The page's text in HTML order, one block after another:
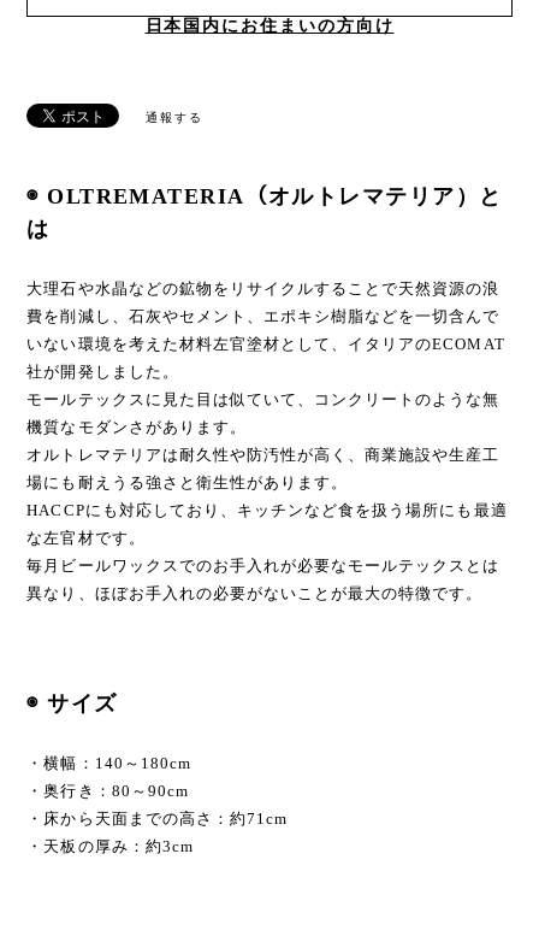
日本国内にお住まいの方向け
通報する
◉ OLTREMATERIA（オルトレマテリア）と
は
大理石や水晶などの鉱物をリサイクルすることで天然資源の浪
費を削減し、石灰やセメント、エポキシ樹脂などを一切含んで
いない環境を考えた材料左官塗材として、イタリアのECOMAT
社が開発しました。
モールテックスに見た目は似ていて、コンクリートのような無
機質なモダンさがあります。
オルトレマテリアは耐久性や防汚性が高く、商業施設や生産工
場にも耐えうる強さと衛生性があります。
HACCPにも対応しており、キッチンなど食を扱う場所にも最適
な左官材です。
毎月ビールワックスでのお手入れが必要なモールテックスとは
異なり、ほぼお手入れの必要がないことが最大の特徴です。
◉ サイズ
・横幅：140～180cm
・奥行き：80～90cm
・床から天面までの高さ：約71cm
・天板の厚み：約3cm